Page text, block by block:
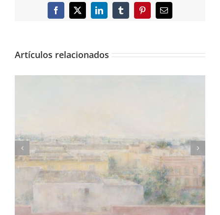
Facebook
X LinkedInTumblrPinterestCorreo
electrónico
Artículos relacionados
Consigue una lámina de «Madrileños»,
fotolibro de Adolfo Morales